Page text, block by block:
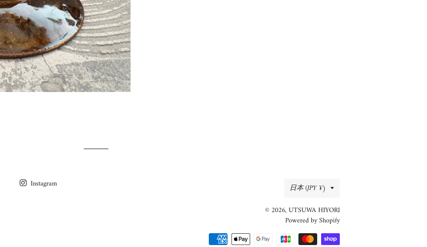
Instagram 国/
地
域
日本 (JPY ¥)
© 2026, UTSUWA HIYORI
Powered by Shopify
決